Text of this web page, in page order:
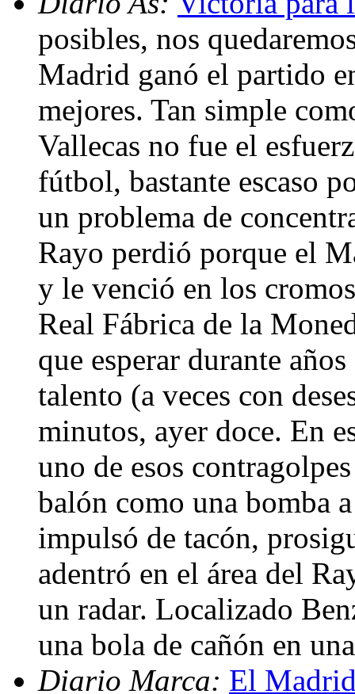
posibles, nos
Madrid ganó el partido
mejores. Tan simple
Vallecas no fue el
fútbol, bastante escaso
un problema de
Rayo perdió porque el
y le venció en los
Real Fábrica de la
que esperar durante
talento (a veces con
minutos, ayer doce. En
uno de esos
balón como una bomba
impulsó de tacón,
adentró en el área del
un radar. Localizado
una bola de cañón en
Diario Marca: El